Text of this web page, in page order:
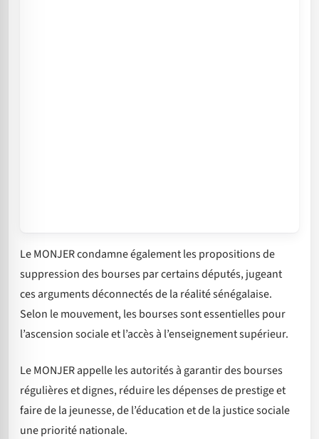
Le MONJER condamne également les propositions de
suppression des bourses par certains députés, jugeant
ces arguments déconnectés de la réalité sénégalaise.
Selon le mouvement, les bourses sont essentielles pour
l’ascension sociale et l’accès à l’enseignement supérieur.
Le MONJER appelle les autorités à garantir des bourses
régulières et dignes, réduire les dépenses de prestige et
faire de la jeunesse, de l’éducation et de la justice sociale
une priorité nationale.